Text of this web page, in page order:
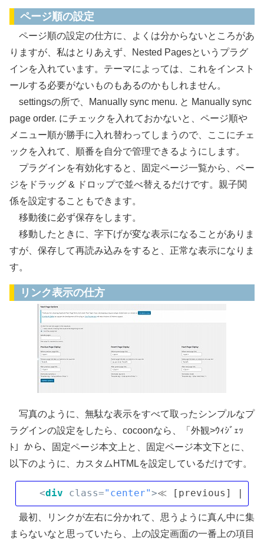
ページ順の設定
ページ順の設定の仕方に、よくは分からないところがあ
りますが、私はとりあえず、Nested Pagesというプラグ
インを入れています。テーマによっては、これをインスト
ールする必要がないものもあるのかもしれません。
settingsの所で、Manually sync menu. と Manually sync
page order. にチェックを入れておかないと、ページ順や
メニュー順が勝手に入れ替わってしまうので、ここにチェ
ックを入れて、順番を自分で管理できるようにします。
プラグインを有効化すると、固定ページ一覧から、ペー
ジをドラッグ & ドロップで並べ替えるだけです。親子関
係を設定することもできます。
移動後に必ず保存をします。
移動したときに、字下げが変な表示になることがありま
すが、保存して再読み込みをすると、正常な表示になりま
す。
リンク表示の仕方
写真のように、無駄な表示をすべて取ったシンプルなプ
ラグインの設定をしたら、cocoonなら、「外観>ｳｨｼﾞｪｯ
ﾄ」から、固定ページ本文上と、固定ページ本文下とに、
以下のように、カスタムHTMLを設定しているだけです。
<div class="center">≪ [previous] |
最初、リンクが左右に分かれて、思うように真ん中に集
まらないなと思っていたら、上の設定画面の一番上の項目